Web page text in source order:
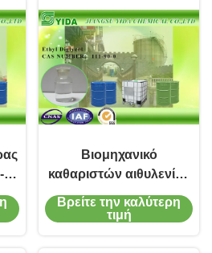
5,
Βιομηχανικό
καθαριστών αιθυλενίου
γλυκόλης μονοαιθυλικό
αιθυλικό Diglycol
Βρείτε την καλύτερη
τιμή